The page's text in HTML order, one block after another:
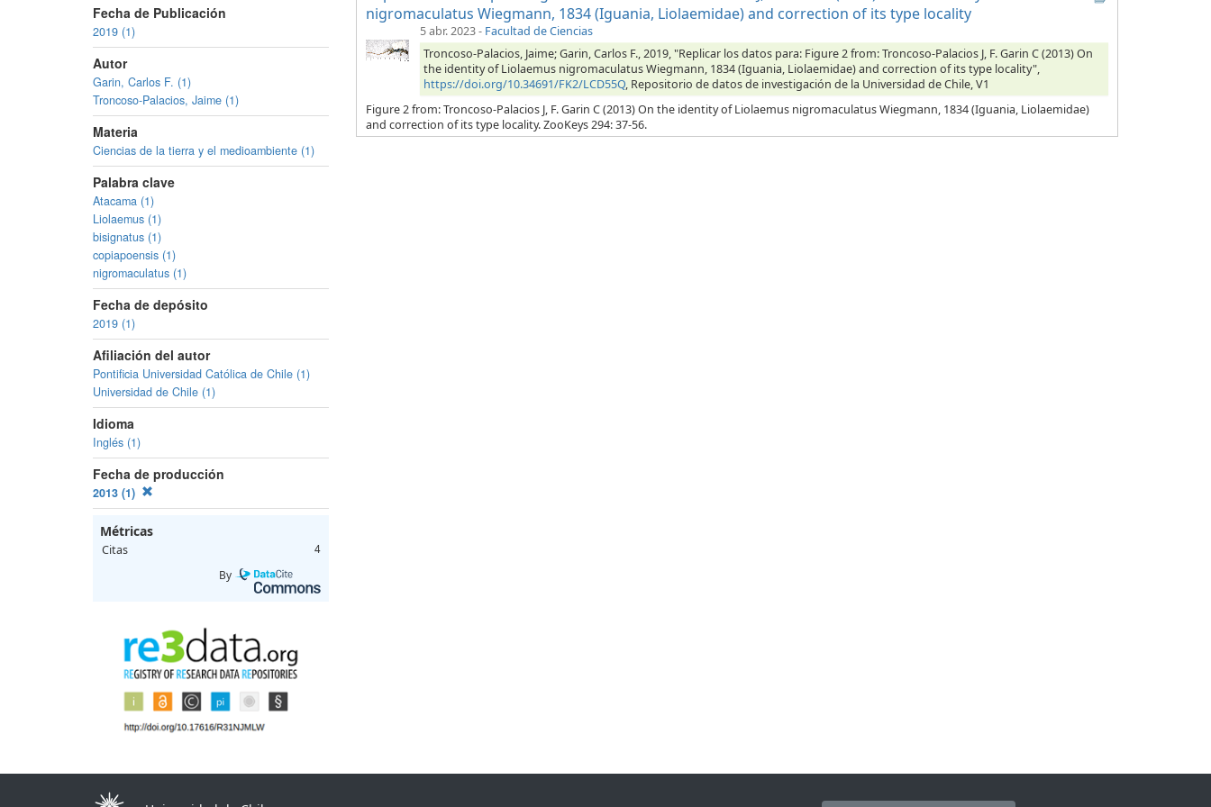
Fecha de Publicación
2019 (1)
Autor
Garin, Carlos F. (1)
Troncoso-Palacios, Jaime (1)
Materia
Ciencias de la tierra y el medioambiente (1)
Palabra clave
Atacama (1)
Liolaemus (1)
bisignatus (1)
copiapoensis (1)
nigromaculatus (1)
Fecha de depósito
2019 (1)
Afiliación del autor
Pontificia Universidad Católica de Chile (1)
Universidad de Chile (1)
Idioma
Inglés (1)
Fecha de producción
2013 (1)
Métricas
Citas 4
By
nigromaculatus Wiegmann, 1834 (Iguania, Liolaemidae) and correction of its type locality
5 abr. 2023- Facultad de Ciencias
Troncoso-Palacios, Jaime; Garin, Carlos F., 2019, "Replicar los datos para: Figure 2 from: Troncoso-Palacios J, F. Garin C (2013) On
the identity of Liolaemus nigromaculatus Wiegmann, 1834 (Iguania, Liolaemidae) and correction of its type locality",
https://doi.org/10.34691/FK2/LCD55Q, Repositorio de datos de investigación de la Universidad de Chile, V1
Figure 2 from: Troncoso-Palacios J, F. Garin C (2013) On the identity of Liolaemus nigromaculatus Wiegmann, 1834 (Iguania, Liolaemidae)
and correction of its type locality. ZooKeys 294: 37-56.